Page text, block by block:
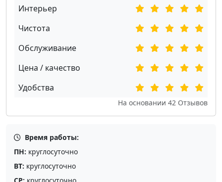
Интерьер
Чистота
Обслуживание
Цена / качество
Удобства
На основании 42 Отзывов
Время работы:
ПН: круглосуточно
ВТ: круглосуточно